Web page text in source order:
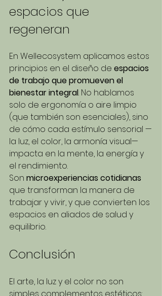
espacios que
regeneran
En Wellecosystem aplicamos estos
principios en el diseño de espacios
de trabajo que promueven el
bienestar integral. No hablamos
solo de ergonomía o aire limpio
(que también son esenciales), sino
de cómo cada estímulo sensorial —
la luz, el color, la armonía visual—
impacta en la mente, la energía y
el rendimiento.
Son microexperiencias cotidianas
que transforman la manera de
trabajar y vivir, y que convierten los
espacios en aliados de salud y
equilibrio.
Conclusión
El arte, la luz y el color no son